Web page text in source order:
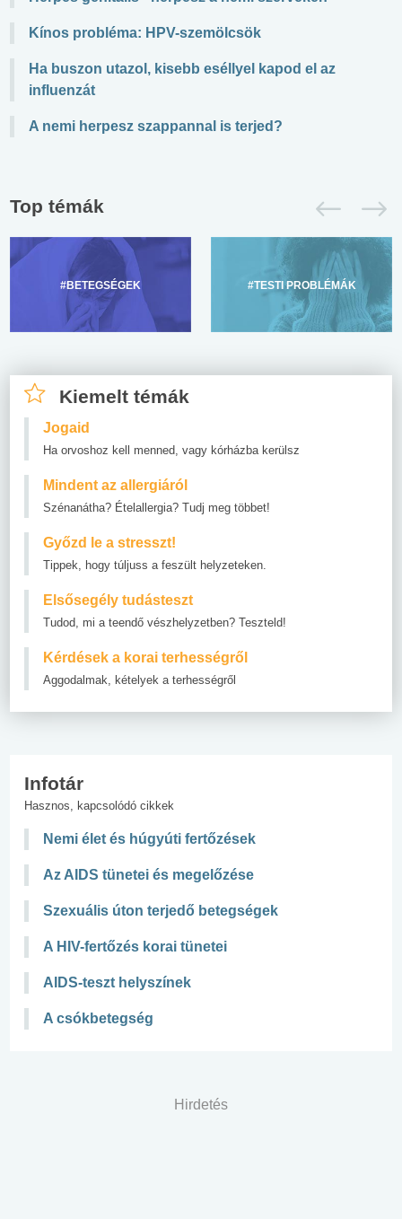
Kínos probléma: HPV-szemölcsök
Ha buszon utazol, kisebb eséllyel kapod el az
influenzát
A nemi herpesz szappannal is terjed?
Top témák
#BETEGSÉGEK #TESTI PROBLÉMÁK
Kiemelt témák
Jogaid
Ha orvoshoz kell menned, vagy kórházba kerülsz
Mindent az allergiáról
Szénanátha? Ételallergia? Tudj meg többet!
Győzd le a stresszt!
Tippek, hogy túljuss a feszült helyzeteken.
Elsősegély tudásteszt
Tudod, mi a teendő vészhelyzetben? Teszteld!
Kérdések a korai terhességről
Aggodalmak, kételyek a terhességről
Infotár
Hasznos, kapcsolódó cikkek
Nemi élet és húgyúti fertőzések
Az AIDS tünetei és megelőzése
Szexuális úton terjedő betegségek
A HIV-fertőzés korai tünetei
AIDS-teszt helyszínek
A csókbetegség
Hirdetés